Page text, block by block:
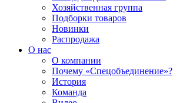
Хозяйственная группа
Подборки товаров
Новинки
Распродажа
О нас
О компании
Почему «Спецобъединение»?
История
Команда